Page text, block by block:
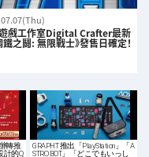
戲工作室Digital Crafter最新
鐵之鬪: 無限戰士》發售日確定！
轉推
計的Q
GRAPHT 推出「PlayStation」「A
STRO BOT」「どこでもいっし